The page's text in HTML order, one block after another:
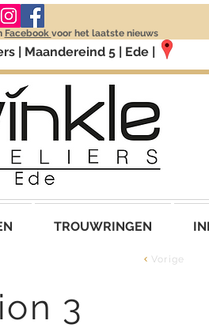
Facebook voor het laatste nieuws
| Maandereind 5 | Ede |
TROUWRINGEN
Vorige
3